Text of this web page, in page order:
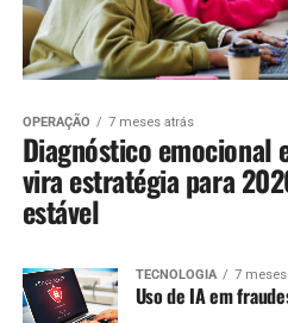
OPERAÇÃO 7 meses atrás
Diagnóstico emocional
vira estratégia para
estável
TECNOLOGIA 7
Uso de IA em